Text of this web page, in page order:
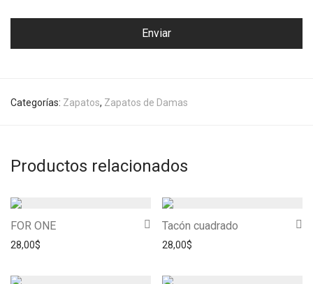
Categorías: Zapatos, Zapatos de Damas
Productos relacionados
FOR ONE
28,00$
Tacón cuadrado
28,00$